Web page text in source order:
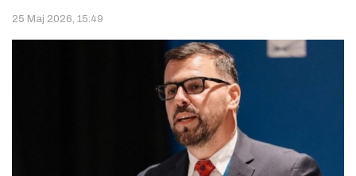
25 Maj 2026, 15:49